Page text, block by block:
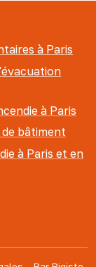
à Paris
à Paris
bâtiment
à Paris et en